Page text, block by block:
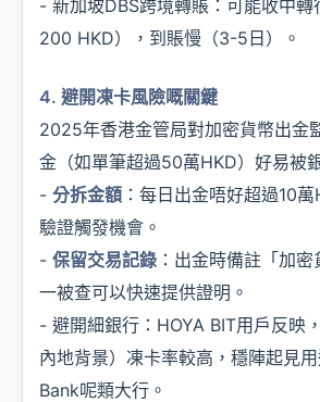
- 新加坡DBS跨境轉賬：可能收中
200 HKD），到賬慢（3-5日）。
4. 避開凍卡風險嘅關鍵
2025年香港金管局對加密貨幣出金
金（如單筆超過50萬HKD）好易被
- 分拆金額 ：每日出金唔好超過10
驗證觸發機會。
- 保留交易記錄 ：出金時備註「加
一被查可以快速提供證明。
- 避開細銀行：HOYA BIT用戶反映
內地背景）凍卡率較高，穩陣起見
Bank呢類大行。